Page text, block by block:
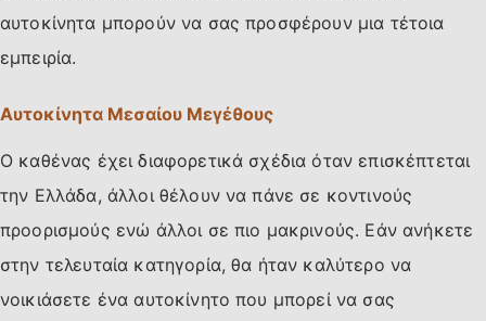
αυτοκίνητα μπορούν να σας προσφέρουν μια τέτοια
εμπειρία.
Αυτοκίνητα Μεσαίου Μεγέθους
Ο καθένας έχει διαφορετικά σχέδια όταν επισκέπτεται
την Ελλάδα, άλλοι θέλουν να πάνε σε κοντινούς
προορισμούς ενώ άλλοι σε πιο μακρινούς. Εάν ανήκετε
στην τελευταία κατηγορία, θα ήταν καλύτερο να
νοικιάσετε ένα αυτοκίνητο που μπορεί να σας